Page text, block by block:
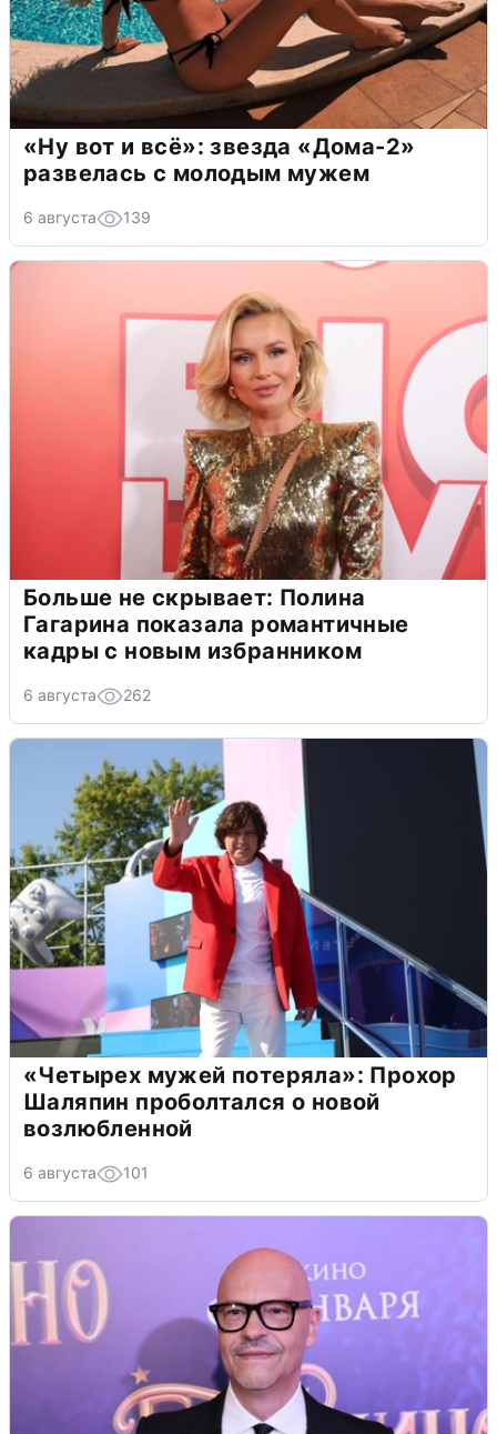
«Ну вот и всё»: звезда «Дома-2»
развелась с молодым мужем
6 августа 139
Больше не скрывает: Полина
Гагарина показала романтичные
кадры с новым избранником
6 августа 262
«Четырех мужей потеряла»: Прохор
Шаляпин проболтался о новой
возлюбленной
6 августа 101